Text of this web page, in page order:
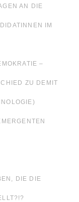
AN DIE
IM
–
ZU DEMIT
DIE DIE